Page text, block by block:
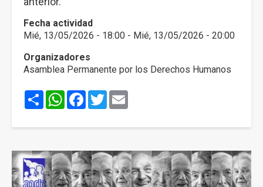
Fecha actividad
Mié, 13/05/2026 - 18:00 - Mié, 13/05/2026 - 20:00
Organizadores
Asamblea Permanente por los Derechos Humanos
ShareWhatsApp
Facebook
Twitter